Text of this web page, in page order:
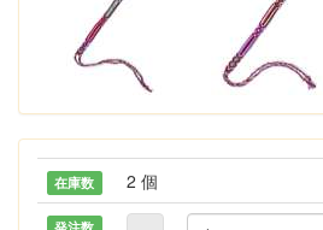
在庫数 2 個